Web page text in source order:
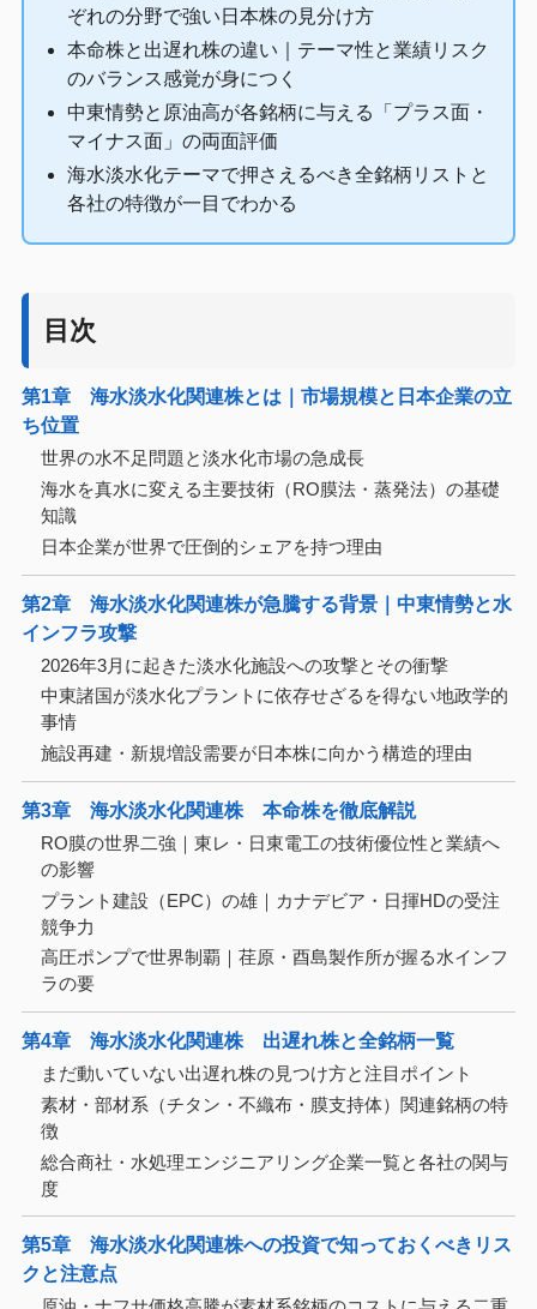
ぞれの分野で強い日本株の見分け方
本命株と出遅れ株の違い｜テーマ性と業績リスク
のバランス感覚が身につく
中東情勢と原油高が各銘柄に与える「プラス面・
マイナス面」の両面評価
海水淡水化テーマで押さえるべき全銘柄リストと
各社の特徴が一目でわかる
目次
第1章 海水淡水化関連株とは｜市場規模と日本企業の立
ち位置
世界の水不足問題と淡水化市場の急成長
海水を真水に変える主要技術（RO膜法・蒸発法）の基礎
知識
日本企業が世界で圧倒的シェアを持つ理由
第2章 海水淡水化関連株が急騰する背景｜中東情勢と水
インフラ攻撃
2026年3月に起きた淡水化施設への攻撃とその衝撃
中東諸国が淡水化プラントに依存せざるを得ない地政学的
事情
施設再建・新規増設需要が日本株に向かう構造的理由
第3章 海水淡水化関連株 本命株を徹底解説
RO膜の世界二強｜東レ・日東電工の技術優位性と業績へ
の影響
プラント建設（EPC）の雄｜カナデビア・日揮HDの受注
競争力
高圧ポンプで世界制覇｜荏原・酉島製作所が握る水インフ
ラの要
第4章 海水淡水化関連株 出遅れ株と全銘柄一覧
まだ動いていない出遅れ株の見つけ方と注目ポイント
素材・部材系（チタン・不織布・膜支持体）関連銘柄の特
徴
総合商社・水処理エンジニアリング企業一覧と各社の関与
度
第5章 海水淡水化関連株への投資で知っておくべきリス
クと注意点